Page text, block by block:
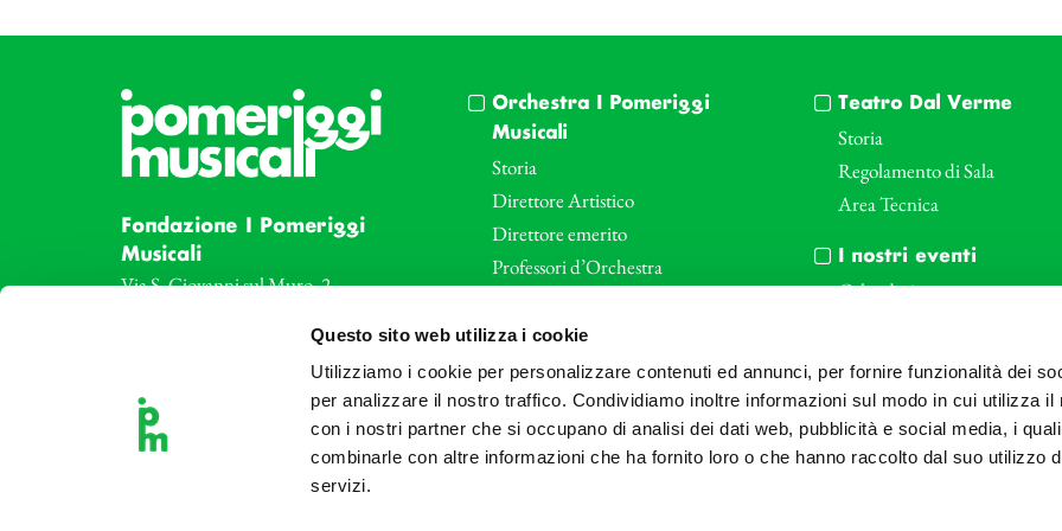
Questo sito web utilizza i cookie
Utilizziamo i cookie per personalizzare contenuti ed annunci, per fornire funzionalità dei
per analizzare il nostro traffico. Condividiamo inoltre informazioni sul modo in cui utilizza il
con i nostri partner che si occupano di analisi dei dati web, pubblicità e social media, i
combinarle con altre informazioni che ha fornito loro o che hanno raccolto dal suo utilizzo
servizi.
Fondazione I Pomeriggi
Musicali
Via S. Giovanni sul Muro, 2
Tel: +39 02 87905
Teatro Dal Verme
Via S. Giovanni sul Muro, 2
Orchestra I Pomeriggi
Musicali
Storia
Direttore Artistico
Direttore emerito
Professori d’Orchestra
Le sale
Art Bonus
Teatro Dal Verme
Storia
Regolamento di Sala
Area Tecnica
I nostri eventi
Calendario
Biglietteria
Archivio Fotografico